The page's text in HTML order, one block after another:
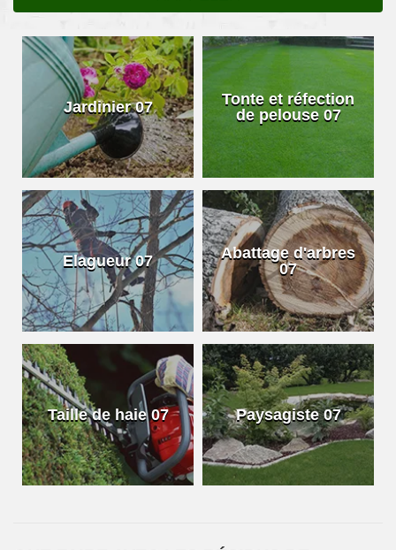
Jardinier 07
Tonte et réfection
de pelouse 07
Elagueur 07
Abattage d'arbres
07
Taille de haie 07 Paysagiste 07